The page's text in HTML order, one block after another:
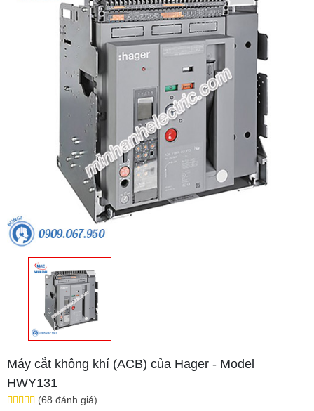
Máy cắt không khí (ACB) của Hager - Model
HWY131
(68 đánh giá)